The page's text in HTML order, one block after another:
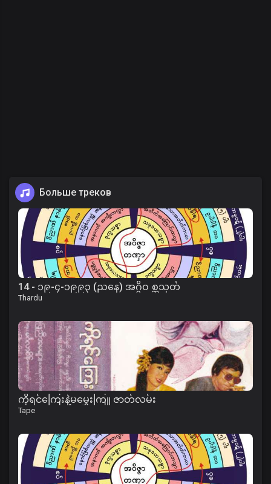
Больше треков
14 - ၁၉-၄-၁၉၉၃ (ညနေ) အဂ္ဂိဝ စ္ဆသုတ်
Thardu
ကိုရင်ကြေးနဲ့မမွှေးကြူ ဇာတ်လမ်း
Tape